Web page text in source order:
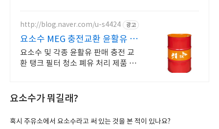
http://blog.naver.com/u-s4424 광고
요소수 MEG 충전교환 윤활유 전
문 전화상담환영
요소수 및 각종 윤활유 판매 충전 교
환 탱크 필터 청소 폐유 처리 제품 견
요소수가 뭐길래?
혹시 주유소에서 요소수라고 써 있는 것을 본 적이 있나요?